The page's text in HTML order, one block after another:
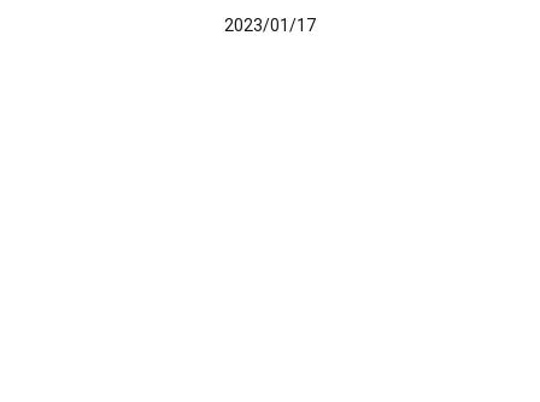
2023/01/17